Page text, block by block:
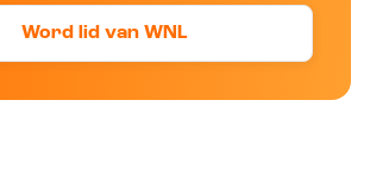
Word lid van WNL